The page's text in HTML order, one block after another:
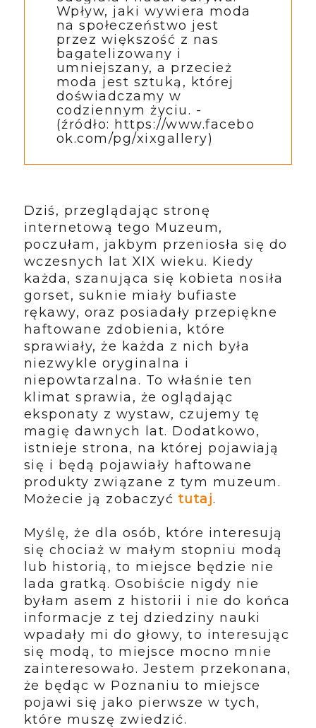
Wpływ, jaki wywiera moda
na społeczeństwo jest
przez większość z nas
bagatelizowany i
umniejszany, a przecież
moda jest sztuką, której
doświadczamy w
codziennym życiu. -
(źródło: https://www.facebo
ok.com/pg/xixgallery)
Dziś, przeglądając stronę
internetową tego Muzeum,
poczułam, jakbym przeniosła się do
wczesnych lat XIX wieku. Kiedy
każda, szanująca się kobieta nosiła
gorset, suknie miały bufiaste
rękawy, oraz posiadały przepiękne
haftowane zdobienia, które
sprawiały, że każda z nich była
niezwykle oryginalna i
niepowtarzalna. To właśnie ten
klimat sprawia, że oglądając
eksponaty z wystaw, czujemy tę
magię dawnych lat. Dodatkowo,
istnieje strona, na której pojawiają
się i będą pojawiały haftowane
produkty związane z tym muzeum.
Możecie ją zobaczyć tutaj.
Myślę, że dla osób, które interesują
się chociaż w małym stopniu modą
lub historią, to miejsce będzie nie
lada gratką. Osobiście nigdy nie
byłam asem z historii i nie do końca
informacje z tej dziedziny nauki
wpadały mi do głowy, to interesując
się modą, to miejsce mocno mnie
zainteresowało. Jestem przekonana,
że będąc w Poznaniu to miejsce
pojawi się jako pierwsze w tych,
które muszę zwiedzić.